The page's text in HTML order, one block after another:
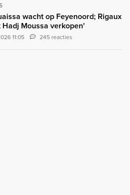
wacht op Feyenoord; Rigaux
Moussa verkopen'
11:05 245 reacties